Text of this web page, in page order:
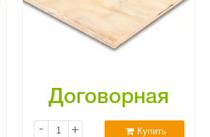
Договорная
- + Купить